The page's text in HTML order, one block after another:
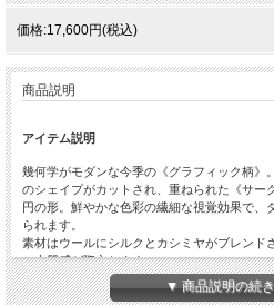
価格:17,600円(税込)
商品説明
アイテム説明
幾何学がモダンな今季の《グラフィック柄》
のシェイプがカットされ、重ねられた《サー
円の形。鮮やかな色彩の繊細な視覚効果で、
られます。
素材はウールにシルクとカシミヤがブレンド
い上質感が際立ちます。
薄手でも温かく、季節の変わり目はバッグに
トとして、ロングシーズン活躍するスカーフ
▼ 商品説明の続